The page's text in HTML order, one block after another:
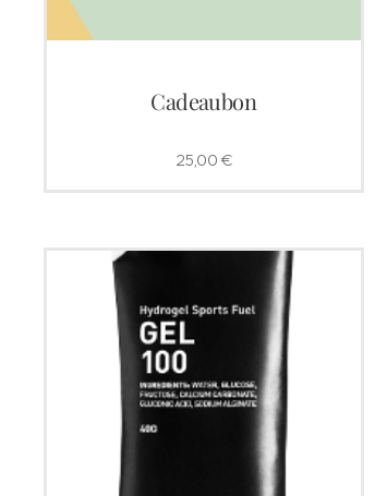
Cadeaubon
25,00 €